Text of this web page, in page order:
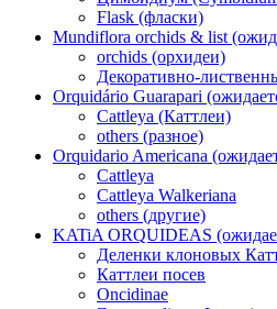
Flask (фласки)
Mundiflora orchids & list
orchids (орхидеи)
Декоративно-
Orquidário Guarapari
Cattleya (Каттлеи)
others (разное)
Orquidario Americana
Cattleya
Cattleya Walkeriana
others (другие)
KATiA ORQUIDEAS
Деленки клоновых
Каттлеи посев
Oncidinae